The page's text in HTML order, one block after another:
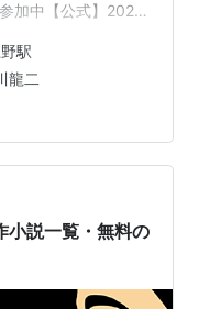
加中【公式】2025
者ですよ！支えあ
旅行記ランキング
ンホールカード収
加中漫画＆アニメ
野駅
龍二
小説一覧・無料の